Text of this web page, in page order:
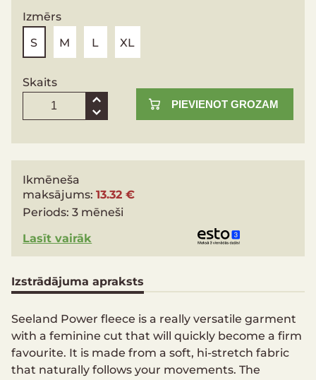
Izmērs
S
M L XL
Skaits
PIEVIENOT GROZAM
Ikmēneša
maksājums:13.32 €
Periods:3 mēneši
Lasīt vairāk
Izstrādājuma apraksts
Seeland Power fleece is a really versatile garment
with a feminine cut that will quickly become a firm
favourite. It is made from a soft, hi-stretch fabric
that naturally follows your movements. The